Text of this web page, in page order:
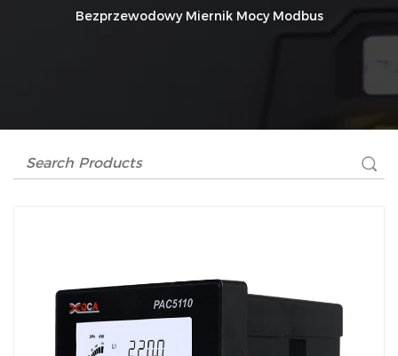
Bezprzewodowy Miernik Mocy Modbus